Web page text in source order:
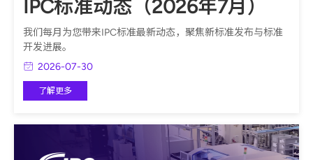
IPC标准动态（2026年7月）
我们每月为您带来IPC标准最新动态，聚焦新标准发布与标准
开发进展。
2026-07-30
了解更多